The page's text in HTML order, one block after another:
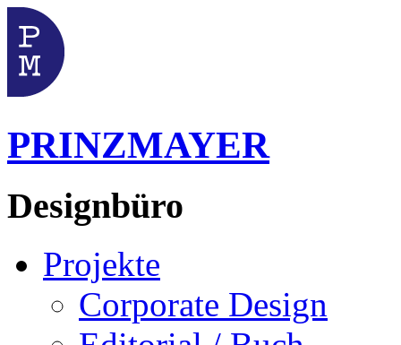
PRINZMAYER
Designbüro
Projekte
Corporate Design